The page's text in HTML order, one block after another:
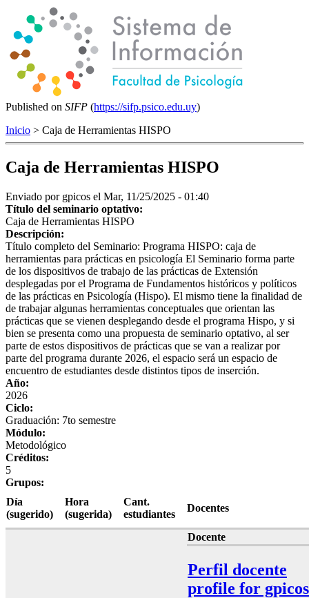
Published on SIFP (https://sifp.psico.edu.uy)
Inicio > Caja de Herramientas HISPO
Caja de Herramientas HISPO
Enviado por gpicos el Mar, 11/25/2025 - 01:40
Título del seminario optativo:
Caja de Herramientas HISPO
Descripción:
Título completo del Seminario: Programa HISPO: caja de
herramientas para prácticas en psicología El Seminario forma parte
de los dispositivos de trabajo de las prácticas de Extensión
desplegadas por el Programa de Fundamentos históricos y políticos
de las prácticas en Psicología (Hispo). El mismo tiene la finalidad de
de trabajar algunas herramientas conceptuales que orientan las
prácticas que se vienen desplegando desde el programa Hispo, y si
bien se presenta como una propuesta de seminario optativo, al ser
parte de estos dispositivos de prácticas que se van a realizar por
parte del programa durante 2026, el espacio será un espacio de
encuentro de estudiantes desde distintos tipos de inserción.
Año:
2026
Ciclo:
Graduación: 7to semestre
Módulo:
Metodológico
Créditos:
5
Grupos:
Día
(sugerido)
Hora
(sugerida)
Cant.
estudiantes
Docentes
Docente
Perfil docente
profile for gpicos